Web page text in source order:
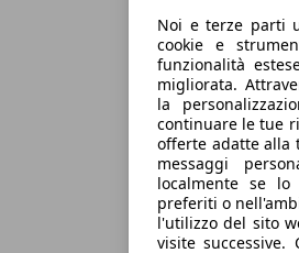
Noi e terze parti
cookie e
funzionalità
migliorata.
la
continuare le tue
offerte adatte alla
messaggi
localmente se
preferiti o
l'utilizzo del sito
visite